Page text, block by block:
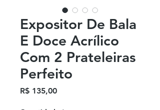
Expositor De Bala
E Doce Acrílico
Com 2 Prateleiras
Perfeito
R$ 135,00Preço